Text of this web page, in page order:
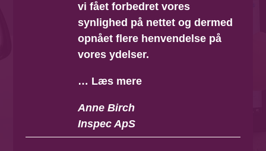
vi fået forbedret vores
synlighed på nettet og dermed
opnået flere henvendelse på
vores ydelser.
… Læs mere
Anne Birch
Inspec ApS